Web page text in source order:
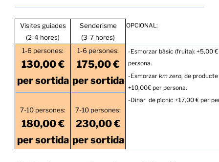
Visites guiades
(2-4 hores)
Senderisme
(3-7 hores)
OPCIONAL:
1-6 persones:
130,00 €
per sortida
7-10 persones:
180,00 €
per sortida
1-6 persones:
175,00 €
per sortida
7-10 persones:
230,00 €
per sortida
-Esmorzar bàsic (fruita): +5,00 €
persona.
-Esmorzar km zero, de producte
+10,00€ per persona.
-Dinar de pícnic +17,00 € per